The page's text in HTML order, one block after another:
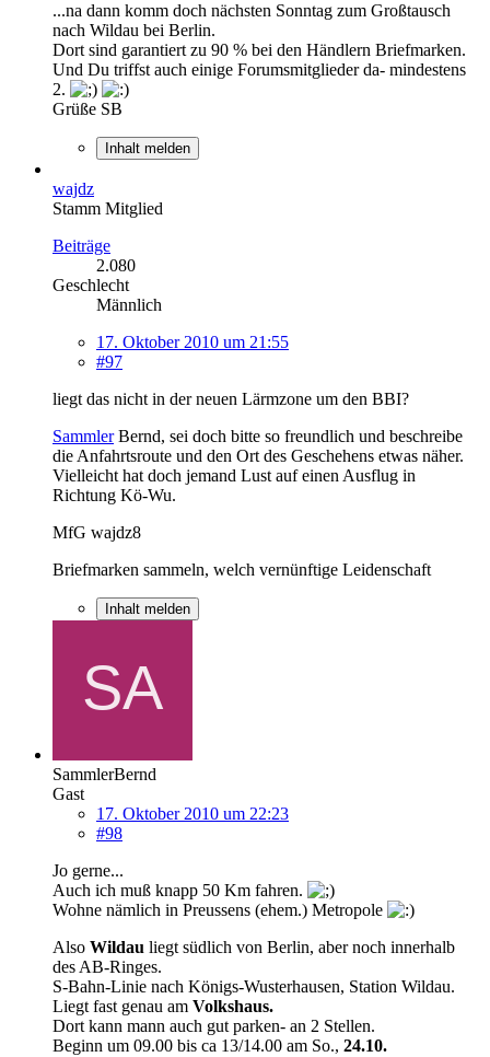
...na dann komm doch nächsten Sonntag zum Großtausch
nach Wildau bei Berlin.
Dort sind garantiert zu 90 % bei den Händlern Briefmarken.
Und Du triffst auch einige Forumsmitglieder da- mindestens
2.
Grüße SB
Inhalt melden
wajdz
Stamm Mitglied
Beiträge
2.080
Geschlecht
Männlich
17. Oktober 2010 um 21:55
#97
liegt das nicht in der neuen Lärmzone um den BBI?
SammlerBernd, sei doch bitte so freundlich und beschreibe
die Anfahrtsroute und den Ort des Geschehens etwas näher.
Vielleicht hat doch jemand Lust auf einen Ausflug in
Richtung Kö-Wu.
MfG wajdz8
Briefmarken sammeln, welch vernünftige Leidenschaft
Inhalt melden
SammlerBernd
Gast
17. Oktober 2010 um 22:23
#98
Jo gerne...
Auch ich muß knapp 50 Km fahren.
Wohne nämlich in Preussens (ehem.) Metropole
Also Wildau liegt südlich von Berlin, aber noch innerhalb
des AB-Ringes.
S-Bahn-Linie nach Königs-Wusterhausen, Station Wildau.
Liegt fast genau am Volkshaus.
Dort kann mann auch gut parken- an 2 Stellen.
Beginn um 09.00 bis ca 13/14.00 am So., 24.10.